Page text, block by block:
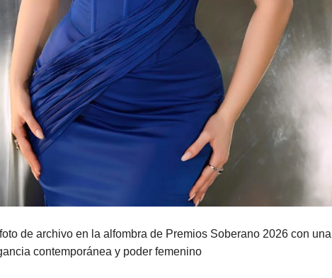
de archivo en la alfombra de Premios Soberano 2026 con una
contemporánea y poder femenino